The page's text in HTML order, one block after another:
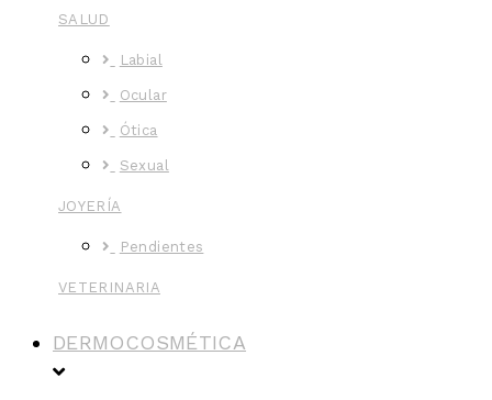
SALUD
Labial
Ocular
Ótica
Sexual
JOYERÍA
Pendientes
VETERINARIA
DERMOCOSMÉTICA